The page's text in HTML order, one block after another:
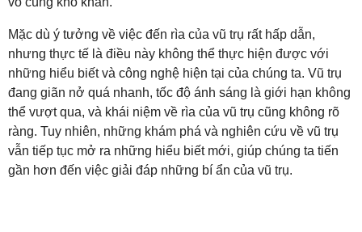
Mặc dù ý tưởng về việc đến rìa của vũ trụ rất hấp dẫn,
nhưng thực tế là điều này không thể thực hiện được với
những hiểu biết và công nghệ hiện tại của chúng ta. Vũ trụ
đang giãn nở quá nhanh, tốc độ ánh sáng là giới hạn không
thể vượt qua, và khái niệm về rìa của vũ trụ cũng không rõ
ràng. Tuy nhiên, những khám phá và nghiên cứu về vũ trụ
vẫn tiếp tục mở ra những hiểu biết mới, giúp chúng ta tiến
gần hơn đến việc giải đáp những bí ẩn của vũ trụ.